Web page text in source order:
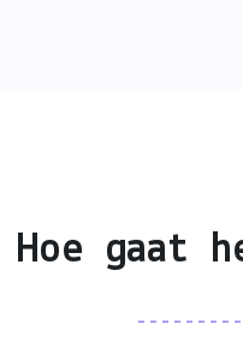
Hoe gaat